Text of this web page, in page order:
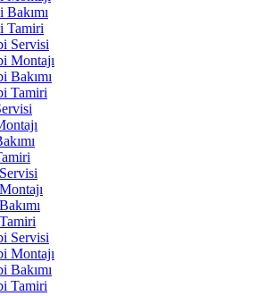
Tamiri
Servisi
Montajı
Bakımı
Tamiri
Servisi
Montajı
Bakımı
Tamiri